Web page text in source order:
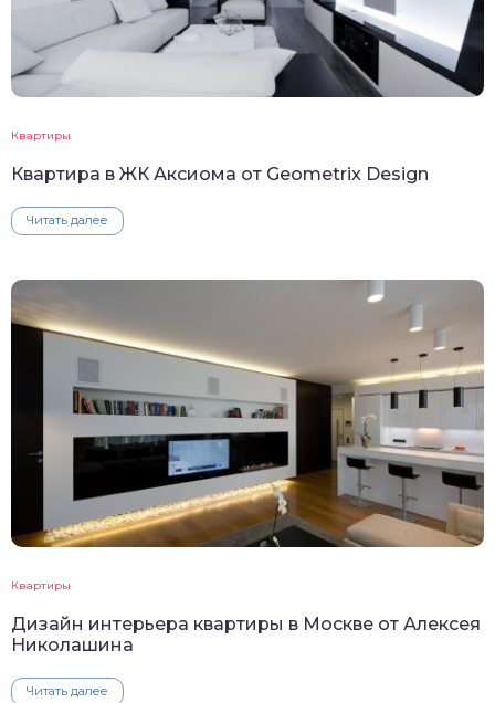
Квартиры
Квартира в ЖК Аксиома от Geometrix Design
Читать далее
Квартиры
Дизайн интерьера квартиры в Москве от Алексея
Николашина
Читать далее